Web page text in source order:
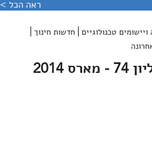
ראה הכל >
ויישומים טכנולוגיים
חדשות חינוך
- מארס 2014